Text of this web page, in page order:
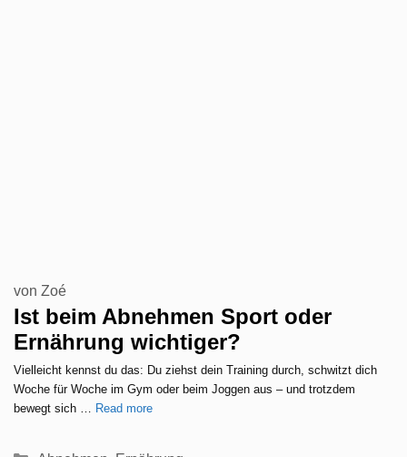
Ist beim Abnehmen Sport oder
Ernährung wichtiger?
von Zoé
Vielleicht kennst du das: Du ziehst dein Training durch, schwitzt dich
Woche für Woche im Gym oder beim Joggen aus – und trotzdem
bewegt sich … Read more